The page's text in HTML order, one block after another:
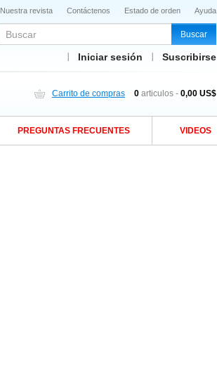
Nuestra revista Contáctenos Estado de orden Ayuda
Iniciar sesión Suscribirse
Carrito de compras 0 articulos - 0,00 US$
PREGUNTAS FRECUENTES VIDEOS